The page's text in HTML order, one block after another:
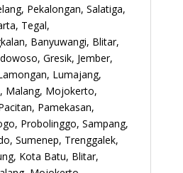
Pekalongan, Salatiga,
Tegal,
Banyuwangi, Blitar,
Gresik, Jember,
Lumajang,
Malang, Mojokerto,
Pamekasan,
Probolinggo, Sampang,
Sumenep, Trenggalek,
Kota Batu, Blitar,